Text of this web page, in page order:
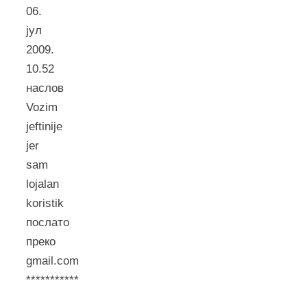
06.
јул
2009.
10.52
наслов
Vozim
jeftinije
jer
sam
lojalan
koristik
послато
преко
gmail.com
***********